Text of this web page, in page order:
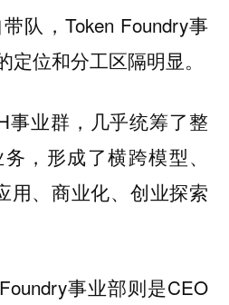
队，Token Foundry事
定位和分工区隔明显。
事业群，几乎统筹了整
，形成了横跨模型、
用、商业化、创业探索
事业部则是CEO